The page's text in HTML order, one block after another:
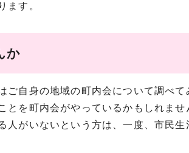
ます。
か
ご自身の地域の町内会について調べて
とを町内会がやっているかもしれませ
人がいないという方は、一度、市民